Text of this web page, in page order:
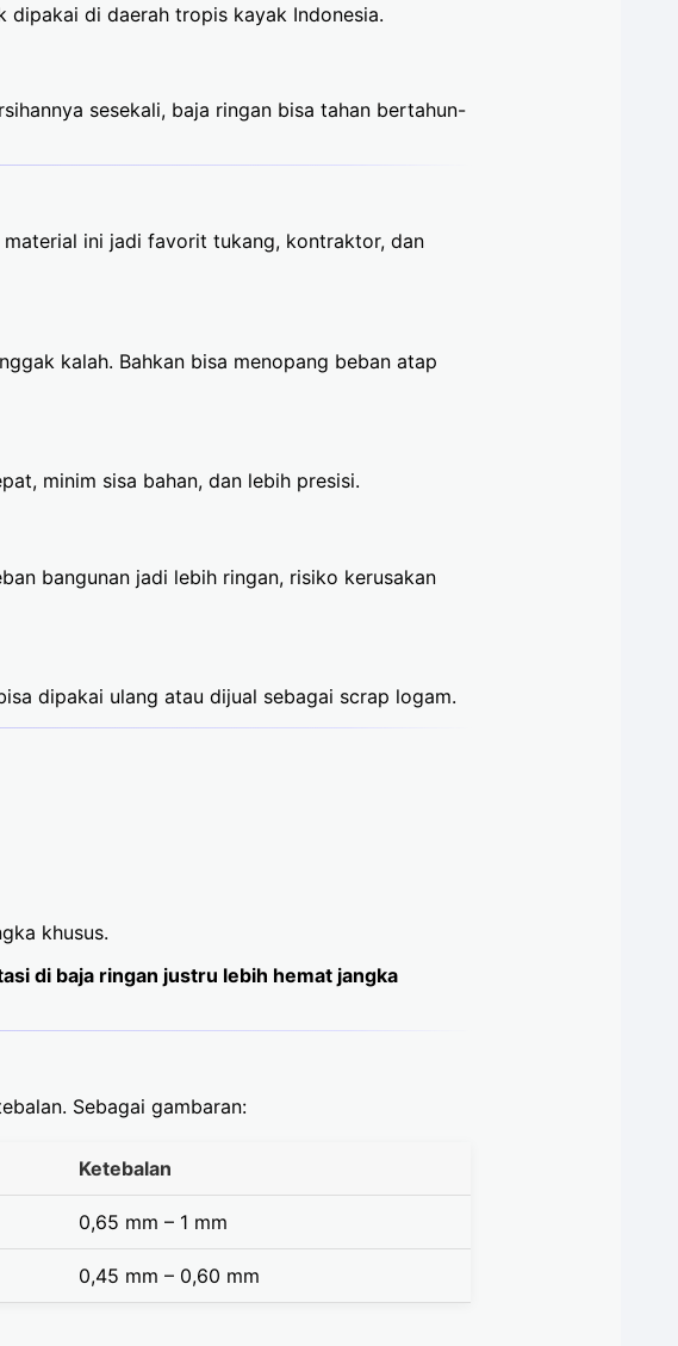
dipakai di daerah tropis kayak Indonesia.
sesekali, baja ringan bisa tahan bertahun-
ini jadi favorit tukang, kontraktor, dan
kalah. Bahkan bisa menopang beban atap
minim sisa bahan, dan lebih presisi.
bangunan jadi lebih ringan, risiko kerusakan
dipakai ulang atau dijual sebagai scrap logam.
khusus.
di baja ringan justru lebih hemat jangka
Sebagai gambaran:
Ketebalan
0,65 mm – 1 mm
0,45 mm – 0,60 mm